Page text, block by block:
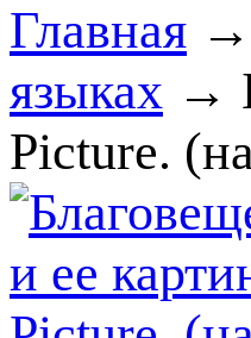
Главная →
языках →
Picture.